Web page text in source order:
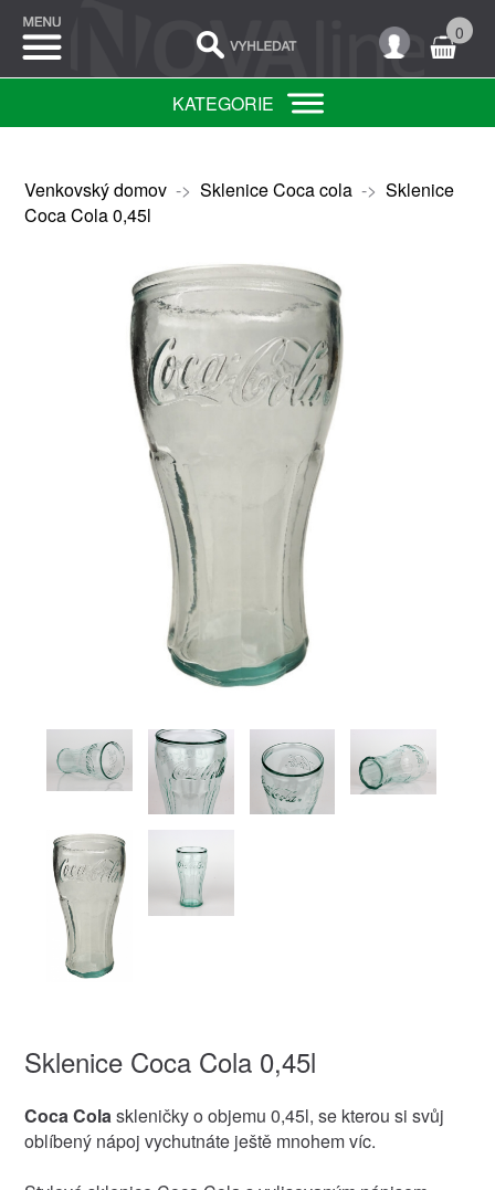
0
KATEGORIE
Venkovský domov-> Sklenice Coca cola-> Sklenice
Coca Cola 0,45l
Sklenice Coca Cola 0,45l
Coca Colaskleničky o objemu 0,45l, se kterou si svůj
oblíbený nápoj vychutnáte ještě mnohem víc.